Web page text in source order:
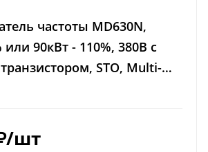
частоты MD630N,
или 90кВт - 110%, 380В с
STO, Multi-
/шт